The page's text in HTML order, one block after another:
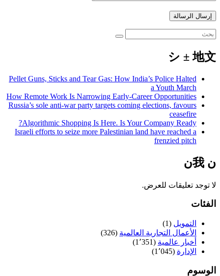
إرسال الرسالة
シ ± 地文
Pellet Guns, Sticks and Tear Gas: How India’s Police Halted
a Youth March
How Remote Work Is Narrowing Early-Career Opportunities
Russia’s sole anti-war party targets coming elections, favours
ceasefire
Algorithmic Shopping Is Here. Is Your Company Ready?
Israeli efforts to seize more Palestinian land have reached a
frenzied pitch
𞸍 我𞸍
لا توجد تعليقات للعرض.
الفئات
التمويل (1)
الأعمال التجارية العالمية (326)
أخبار عالمية (1٬351)
الإدارة (1٬045)
الوسوم